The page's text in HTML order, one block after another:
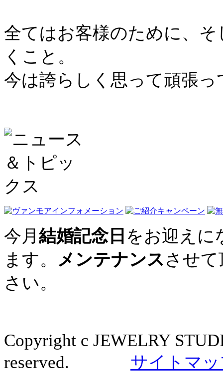
全てはお客様のために、
くこと。
今は誇らしく思って頑張っ
今月 結婚記念日 をお迎えに
ます。 メンテナンスさせ
さい。
Copyright c JEWELRY
reserved. サイトマ